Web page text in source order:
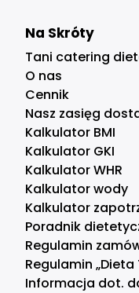
Na Skróty
Tani catering
O nas
Cennik
Nasz zasięg
Kalkulator BMI
Kalkulator GKI
Kalkulator WHR
Kalkulator wody
Kalkulator
Poradnik
Regulamin
Regulamin „Dieta
Informacja dot.